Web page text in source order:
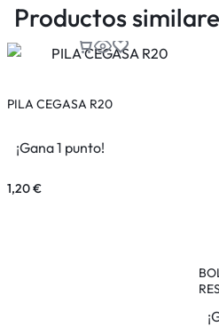
Productos
PILA CEGASA R20
¡Gana 1 punto!
1,20€